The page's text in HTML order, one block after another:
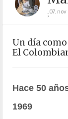
;07. nov
Un día
El
Hace 50
1969